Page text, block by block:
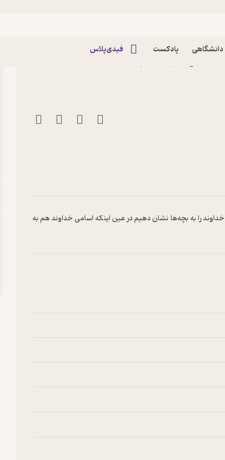
پادکست فیدی‌پلاس
را به بچه‌ها نشان دهیم در عین اینکه اسامی خداوند هم به